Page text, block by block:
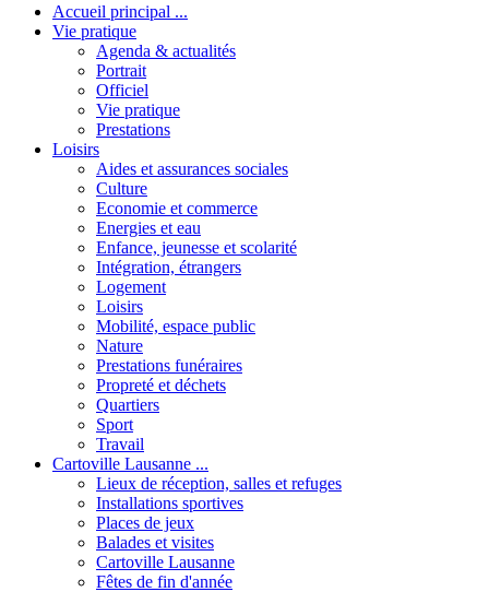
Accueil principal ...
Vie pratique
Agenda & actualités
Portrait
Officiel
Vie pratique
Prestations
Loisirs
Aides et assurances sociales
Culture
Economie et commerce
Energies et eau
Enfance, jeunesse et scolarité
Intégration, étrangers
Logement
Loisirs
Mobilité, espace public
Nature
Prestations funéraires
Propreté et déchets
Quartiers
Sport
Travail
Cartoville Lausanne ...
Lieux de réception, salles et refuges
Installations sportives
Places de jeux
Balades et visites
Cartoville Lausanne
Fêtes de fin d'année